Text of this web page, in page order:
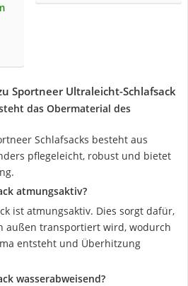
Sportneer Ultraleicht-Schlafsack
das Obermaterial des
Schlafsacks besteht aus
pflegeleicht, robust und bietet
atmungsaktiv?
ist atmungsaktiv. Dies sorgt dafür,
außen transportiert wird, wodurch
entsteht und Überhitzung
wasserabweisend?